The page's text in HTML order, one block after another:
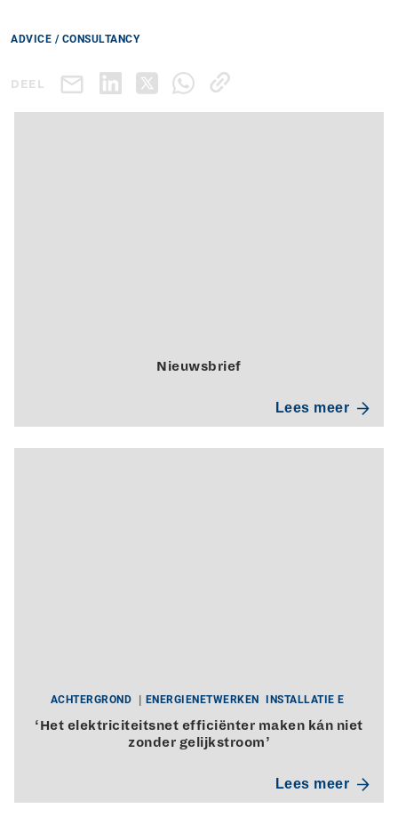
ADVICE / CONSULTANCY
DEEL
Nieuwsbrief
Lees meer
ACHTERGROND ENERGIENETWERKEN INSTALLATIE E
‘Het elektriciteitsnet efficiënter maken kán niet
zonder gelijkstroom’
Lees meer